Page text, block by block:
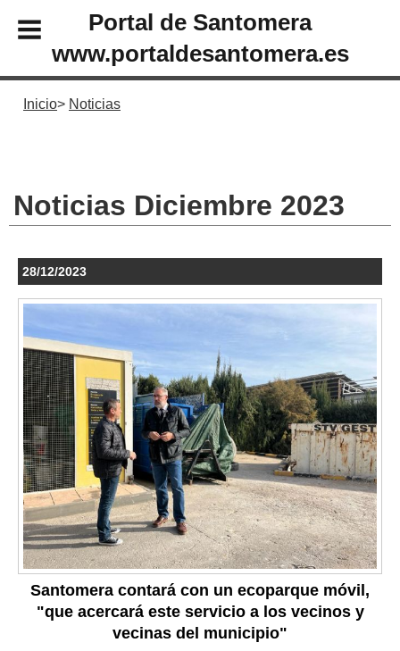
Portal de Santomera
www.portaldesantomera.es
Inicio Noticias
Noticias Diciembre 2023
28/12/2023
Santomera contará con un ecoparque móvil,
"que acercará este servicio a los vecinos y
vecinas del municipio"